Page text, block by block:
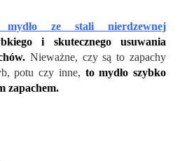
mydło ze stali nierdzewnej
i skutecznego usuwania
Nieważne, czy są to zapachy
potu czy inne, to mydło szybko
zapachem.